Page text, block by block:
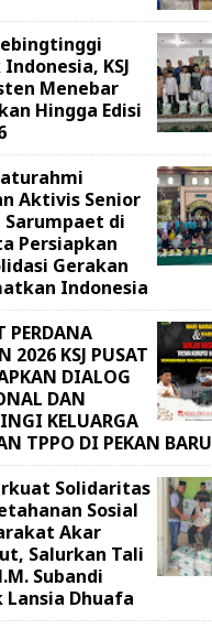
KSJ
Menebar
Hingga Edisi
Aktivis Senior
Sarumpaet di
Persiapkan
Gerakan
Indonesia
PERDANA
2026 KSJ PUSAT
DIALOG
DAN
KELUARGA
TPPO DI PEKAN BARU
Solidaritas
Sosial
Akar
Salurkan Tali
Subandi
Lansia Dhuafa